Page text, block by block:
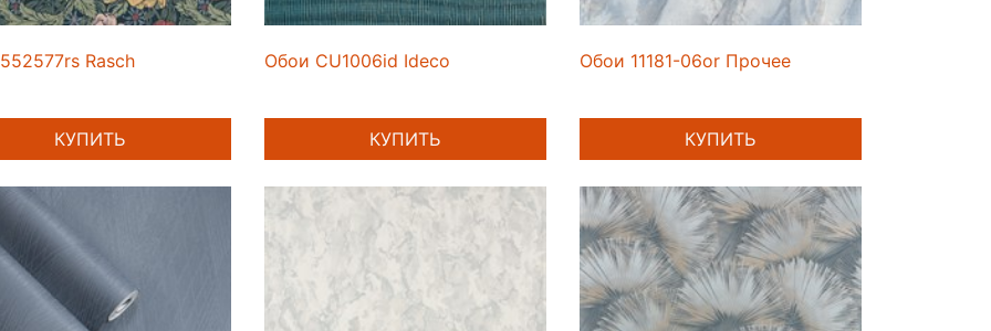
Rasch
КУПИТЬ
Обои CU1006id Ideco
КУПИТЬ
Обои 11181-06or Прочее
КУПИТЬ